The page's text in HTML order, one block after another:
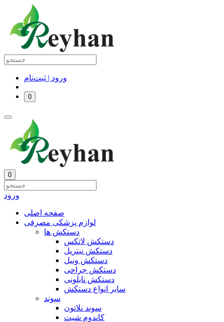
ورود | ثبت‌نام
0
0
ورود
صفحه اصلی
لوازم پزشکی مصرفی
دستکش ها
دستکش لاتکس
دستکش نیتریل
دستکش ونیل
دستکش جراحی
دستکش نایلونی
سایر انواع دستکش
سوند
سوند نلاتون
کاندوم شیت